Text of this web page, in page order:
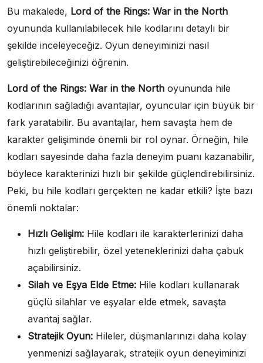
Bu makalede, Lord of the Rings: War in the North
oyununda kullanılabilecek hile kodlarını detaylı bir
şekilde inceleyeceğiz. Oyun deneyiminizi nasıl
geliştirebileceğinizi öğrenin.
Lord of the Rings: War in the North oyununda hile
kodlarının sağladığı avantajlar, oyuncular için büyük bir
fark yaratabilir. Bu avantajlar, hem savaşta hem de
karakter gelişiminde önemli bir rol oynar. Örneğin, hile
kodları sayesinde daha fazla deneyim puanı kazanabilir,
böylece karakterinizi hızlı bir şekilde güçlendirebilirsiniz.
Peki, bu hile kodları gerçekten ne kadar etkili? İşte bazı
önemli noktalar:
Hızlı Gelişim: Hile kodları ile karakterlerinizi daha
hızlı geliştirebilir, özel yeteneklerinizi daha çabuk
açabilirsiniz.
Silah ve Eşya Elde Etme: Hile kodları kullanarak
güçlü silahlar ve eşyalar elde etmek, savaşta
avantaj sağlar.
Stratejik Oyun: Hileler, düşmanlarınızı daha kolay
yenmenizi sağlayarak, stratejik oyun deneyiminizi